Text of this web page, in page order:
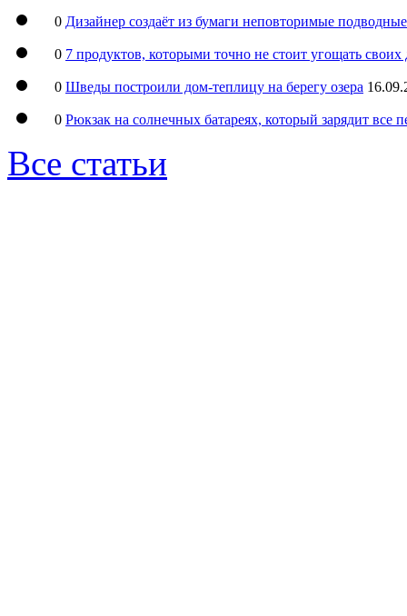
0 Дизайнер создаёт из бумаги неповторимые
0 7 продуктов, которыми точно не стоит угощать
0 Шведы построили дом-теплицу на берегу озера
0 Рюкзак на солнечных батареях, который зарядит все
Все статьи